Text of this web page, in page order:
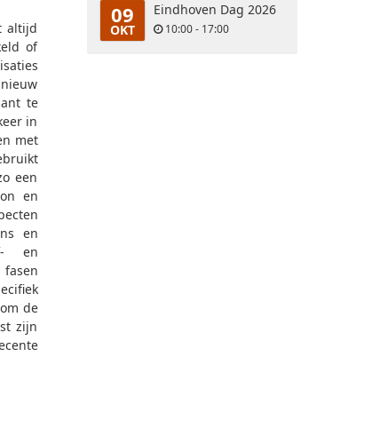
altijd
of
te
in
met
een
en
en
en
fasen
de
zijn
09
OKT
Eindhoven Dag 2026
10:00 - 17:00